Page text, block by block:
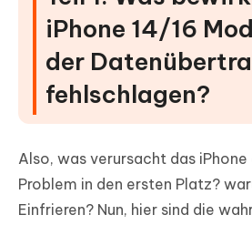
iPhone 14/16
der
fehlschlagen?
Also, was verursacht das
Problem in den ersten Platz?
Einfrieren? Nun, hier sind die